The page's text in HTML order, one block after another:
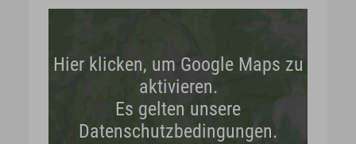
Hier klicken, um Google Maps zu
aktivieren.
Es gelten unsere
Datenschutzbedingungen.